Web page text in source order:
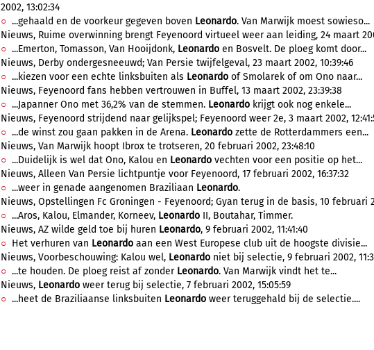
2002, 13:02:34
...gehaald en de voorkeur gegeven boven Leonardo. Van Marwijk moest sowieso...
Nieuws, Ruime overwinning brengt Feyenoord virtueel weer aan leiding, 24 maart
...Emerton, Tomasson, Van Hooijdonk, Leonardo en Bosvelt. De ploeg komt door...
Nieuws, Derby ondergesneeuwd; Van Persie twijfelgeval, 23 maart 2002, 10:39:46
...kiezen voor een echte linksbuiten als Leonardo of Smolarek of om Ono naar...
Nieuws, Feyenoord fans hebben vertrouwen in Buffel, 13 maart 2002, 23:39:38
...Japanner Ono met 36,2% van de stemmen. Leonardo krijgt ook nog enkele...
Nieuws, Feyenoord strijdend naar gelijkspel; Feyenoord weer 2e, 3 maart 2002,
...de winst zou gaan pakken in de Arena. Leonardo zette de Rotterdammers een...
Nieuws, Van Marwijk hoopt Ibrox te trotseren, 20 februari 2002, 23:48:10
...Duidelijk is wel dat Ono, Kalou en Leonardo vechten voor een positie op het...
Nieuws, Alleen Van Persie lichtpuntje voor Feyenoord, 17 februari 2002, 16:37:32
...weer in genade aangenomen Braziliaan Leonardo.
Nieuws, Opstellingen Fc Groningen - Feyenoord; Gyan terug in de basis, 10 februari
...Aros, Kalou, Elmander, Korneev, Leonardo II, Boutahar, Timmer.
Nieuws, AZ wilde geld toe bij huren Leonardo, 9 februari 2002, 11:41:40
Het verhuren van Leonardo aan een West Europese club uit de hoogste divisie...
Nieuws, Voorbeschouwing: Kalou wel, Leonardo niet bij selectie, 9 februari 2002,
...te houden. De ploeg reist af zonder Leonardo. Van Marwijk vindt het te...
Nieuws, Leonardo weer terug bij selectie, 7 februari 2002, 15:05:59
...heet de Braziliaanse linksbuiten Leonardo weer teruggehald bij de selectie....